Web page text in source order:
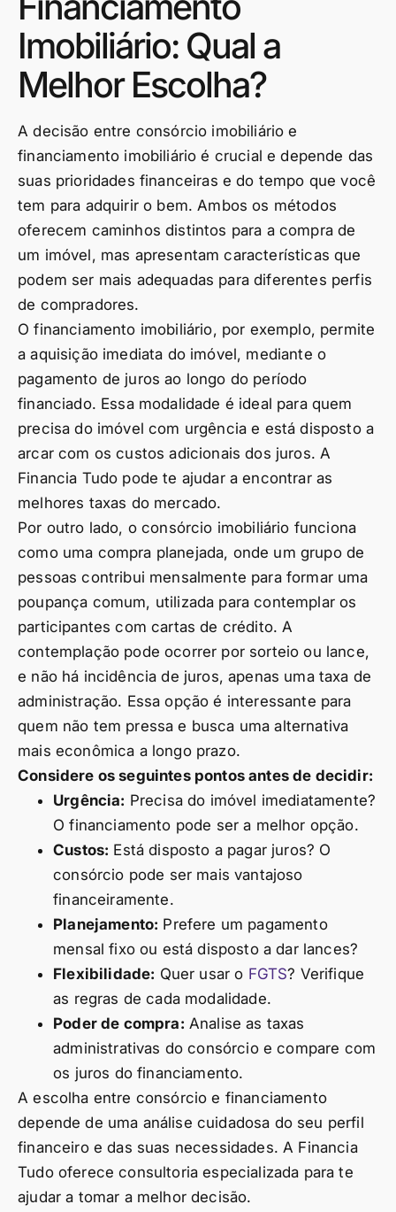
Imobiliário: Qual a
Melhor Escolha?
A decisão entre consórcio imobiliário e
financiamento imobiliário é crucial e depende das
suas prioridades financeiras e do tempo que você
tem para adquirir o bem. Ambos os métodos
oferecem caminhos distintos para a compra de
um imóvel, mas apresentam características que
podem ser mais adequadas para diferentes perfis
de compradores.
O financiamento imobiliário, por exemplo, permite
a aquisição imediata do imóvel, mediante o
pagamento de juros ao longo do período
financiado. Essa modalidade é ideal para quem
precisa do imóvel com urgência e está disposto a
arcar com os custos adicionais dos juros. A
Financia Tudo pode te ajudar a encontrar as
melhores taxas do mercado.
Por outro lado, o consórcio imobiliário funciona
como uma compra planejada, onde um grupo de
pessoas contribui mensalmente para formar uma
poupança comum, utilizada para contemplar os
participantes com cartas de crédito. A
contemplação pode ocorrer por sorteio ou lance,
e não há incidência de juros, apenas uma taxa de
administração. Essa opção é interessante para
quem não tem pressa e busca uma alternativa
mais econômica a longo prazo.
Considere os seguintes pontos antes de decidir:
Urgência: Precisa do imóvel imediatamente?
O financiamento pode ser a melhor opção.
Custos: Está disposto a pagar juros? O
consórcio pode ser mais vantajoso
financeiramente.
Planejamento: Prefere um pagamento
mensal fixo ou está disposto a dar lances?
Flexibilidade: Quer usar o FGTS? Verifique
as regras de cada modalidade.
Poder de compra: Analise as taxas
administrativas do consórcio e compare com
os juros do financiamento.
A escolha entre consórcio e financiamento
depende de uma análise cuidadosa do seu perfil
financeiro e das suas necessidades. A Financia
Tudo oferece consultoria especializada para te
ajudar a tomar a melhor decisão.